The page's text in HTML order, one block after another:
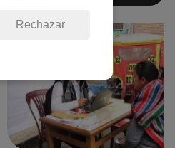
detalles
Rechazar